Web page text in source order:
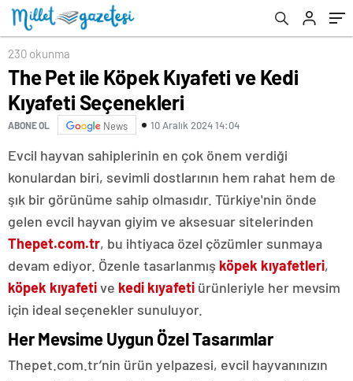
230 okunma
The Pet ile Köpek Kıyafeti ve Kedi
Kıyafeti Seçenekleri
ABONE OL News 10 Aralık 2024 14:04
Evcil hayvan sahiplerinin en çok önem verdiği
konulardan biri, sevimli dostlarının hem rahat hem de
şık bir görünüme sahip olmasıdır. Türkiye'nin önde
gelen evcil hayvan giyim ve aksesuar sitelerinden
Thepet.com.tr, bu ihtiyaca özel çözümler sunmaya
devam ediyor. Özenle tasarlanmış köpek kıyafetleri,
köpek kıyafetive kedi kıyafeti ürünleriyle her mevsim
için ideal seçenekler sunuluyor.
Her Mevsime Uygun Özel Tasarımlar
Thepet.com.tr’nin ürün yelpazesi, evcil hayvanınızın